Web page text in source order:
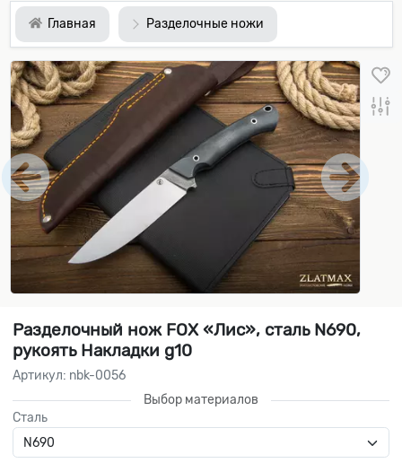
Главная Разделочные ножи
Разделочный нож FOX «Лис», сталь N690,
рукоять Накладки g10
Артикул: nbk-0056
Выбор материалов
Сталь